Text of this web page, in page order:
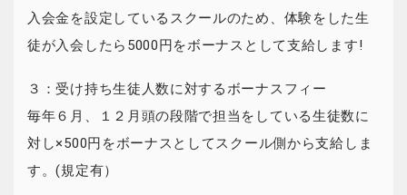
入会金を設定しているスクールのため、体験をした生
徒が入会したら5000円をボーナスとして支給します!
３：受け持ち生徒人数に対するボーナスフィー
毎年６月、１２月頭の段階で担当をしている生徒数に
対し×500円をボーナスとしてスクール側から支給しま
す。(規定有）